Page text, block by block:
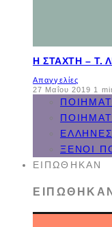
Η ΣΤΆΧΤΗ – Τ.
Απαγγελίες
27 Μαΐου 2019 1
ΞΈΝΟΙ
ΕΙΠΏΘΗΚΑΝ
ΕΙΠΏΘΗΚΑΝ